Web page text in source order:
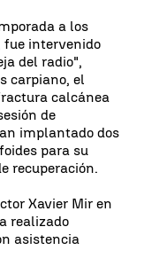
a los
fue intervenido
del radio",
carpiano, el
calcánea
de
implantado dos
para su
recuperación.
Xavier Mir en
realizado
asistencia